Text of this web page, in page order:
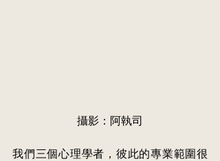
攝影：阿執司
我們三個心理學者，彼此的專業範圍很